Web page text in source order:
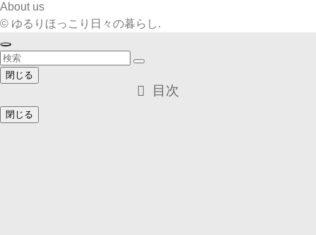
About us
© ゆるりほっこり日々の暮らし.
閉じる
目次
閉じる